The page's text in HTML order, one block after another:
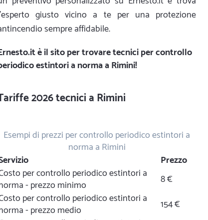
giusto vicino a te per una protezione
sempre affidabile.
è il sito per trovare tecnici per controllo
estintori a norma a Rimini!
2026 tecnici a Rimini
Esempi di prezzi per controllo periodico estintori a
norma a Rimini
Prezzo
per controllo periodico estintori a
- prezzo minimo
8 €
per controllo periodico estintori a
- prezzo medio
154 €